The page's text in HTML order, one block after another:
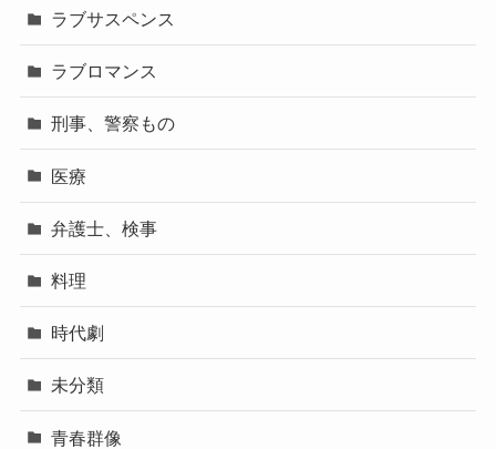
ラブサスペンス
ラブロマンス
刑事、警察もの
医療
弁護士、検事
料理
時代劇
未分類
青春群像